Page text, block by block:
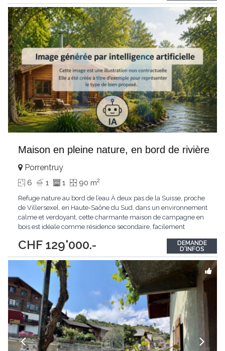
und eigenem Aussenpool. Das Haus wurde ursprünglich...
Maison en pleine nature, en bord de rivière
CHF 129'000.-
Porrentruy
6 1 1 90 m2
Refuge nature au bord de l’eau À deux pas de la Suisse, proche
de Villersexel, en Haute-Saône du Sud, dans un environnement
calme et verdoyant, cette charmante maison de campagne en
bois est idéale comme résidence secondaire, facilement
magnifique terrain plat, privatif et entièrement clôturé de plus
de 2’800 m², la propriété...
DEMANDE
D'INFOS